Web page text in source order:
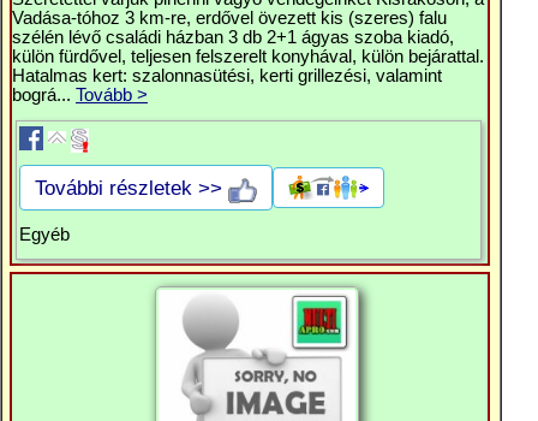
Vadása-tóhoz 3 km-re, erdővel övezett kis (szeres) falu
szélén lévő családi házban 3 db 2+1 ágyas szoba kiadó,
külön fürdővel, teljesen felszerelt konyhával, külön bejárattal.
Hatalmas kert: szalonnasütési, kerti grillezési, valamint
bográ... Tovább >
További részletek >>
Egyéb